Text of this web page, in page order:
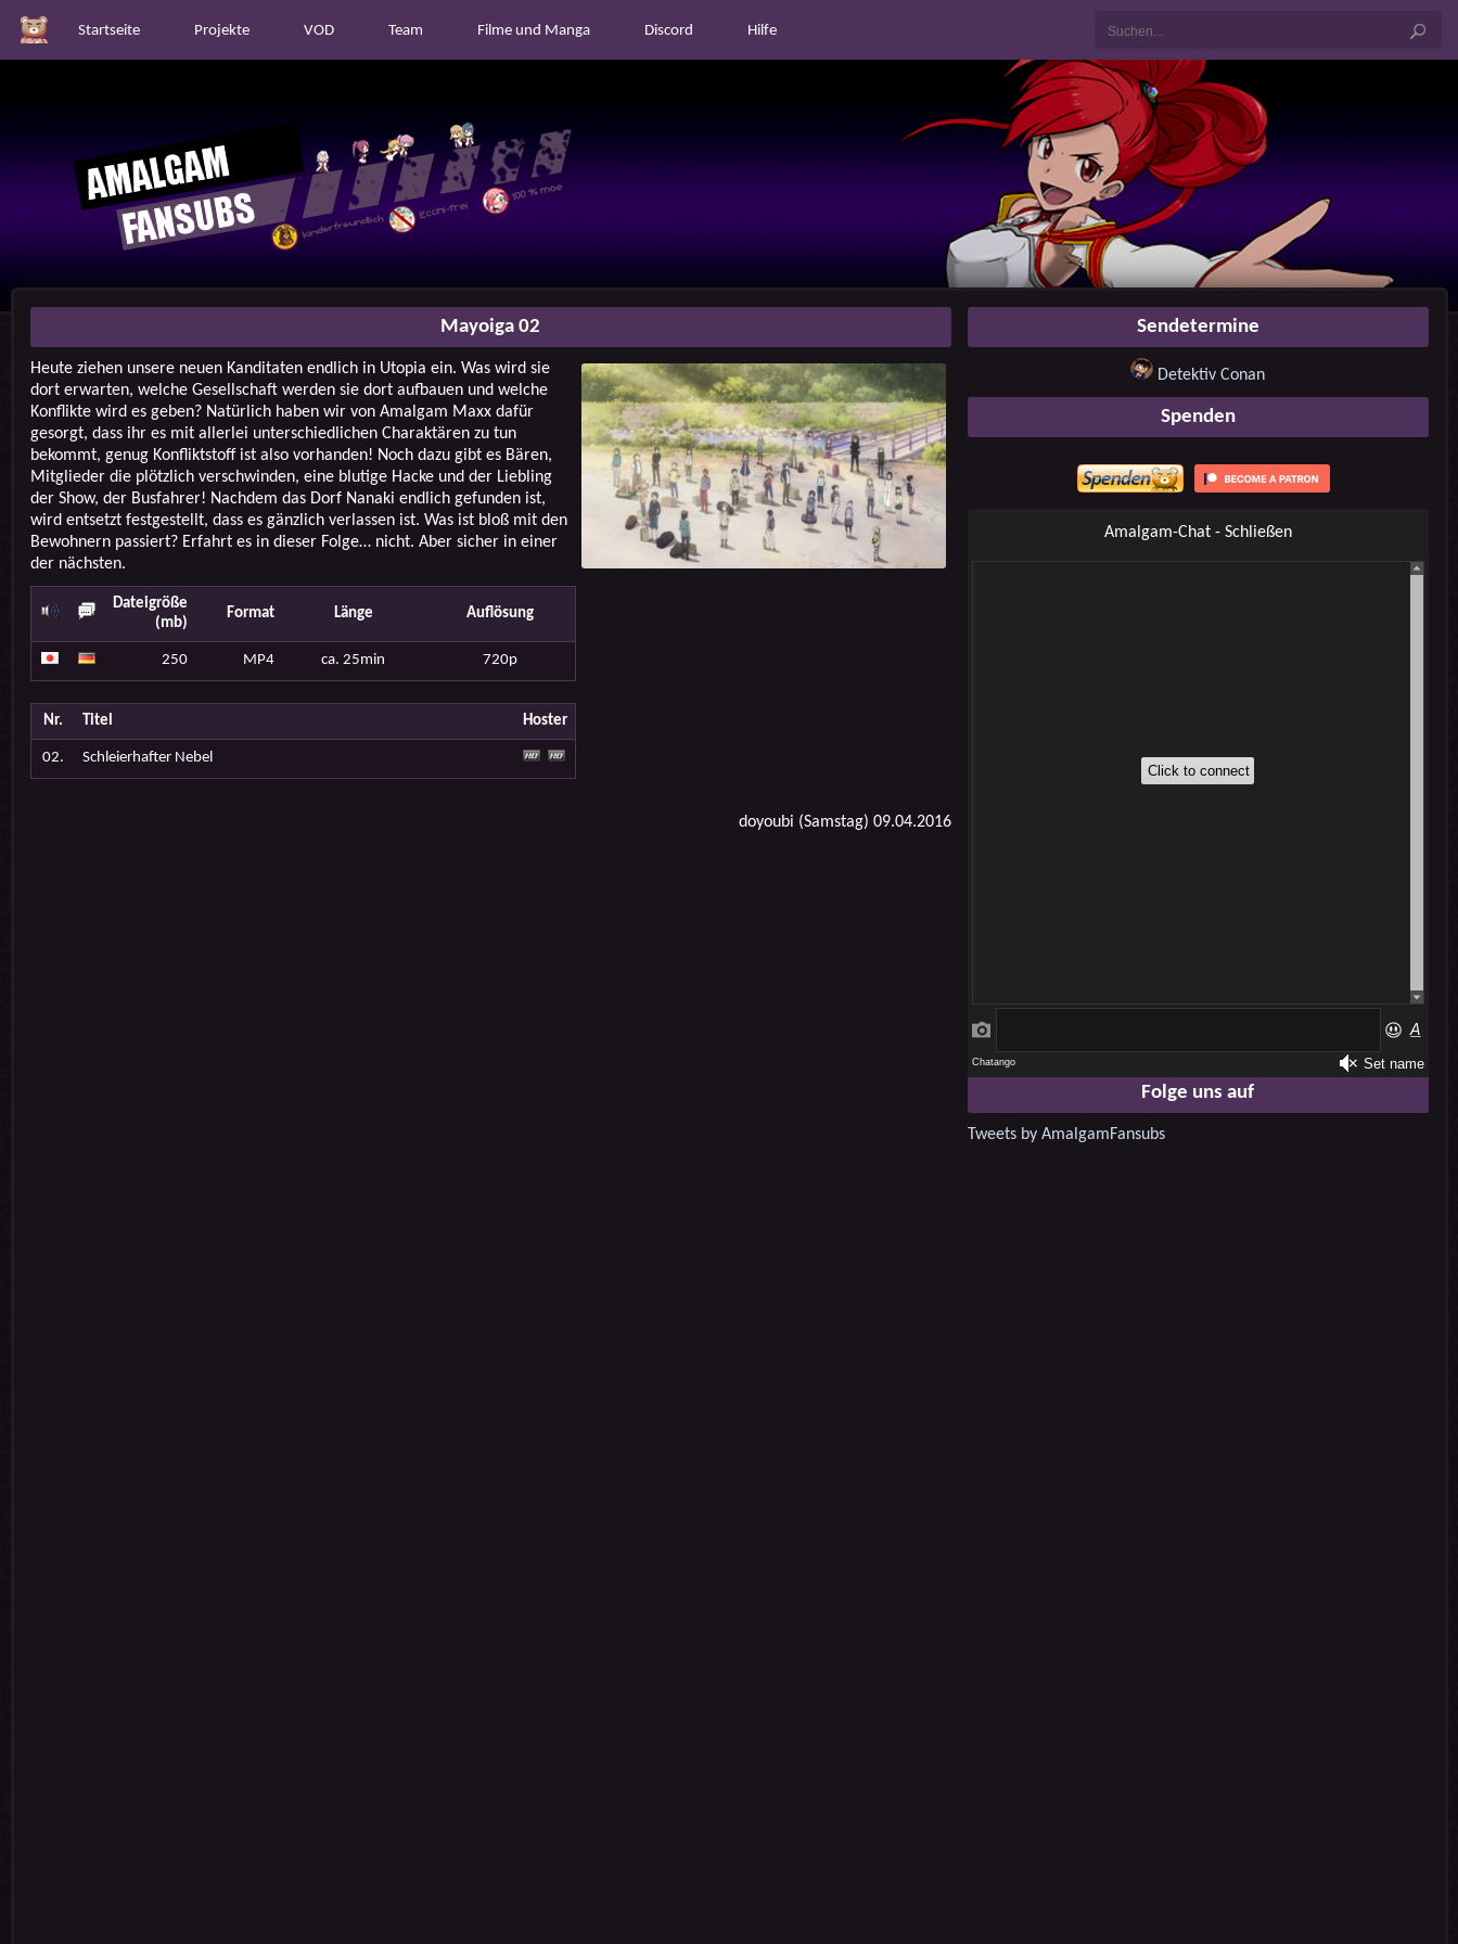
Startseite Projekte VOD Team Filme und Manga Discord Hilfe
Mayoiga 02
Heute ziehen unsere neuen Kanditaten endlich in Utopia ein. Was wird sie
dort erwarten, welche Gesellschaft werden sie dort aufbauen und welche
Konflikte wird es geben? Natürlich haben wir von Amalgam Maxx dafür
gesorgt, dass ihr es mit allerlei unterschiedlichen Charaktären zu tun
bekommt, genug Konfliktstoff ist also vorhanden! Noch dazu gibt es Bären,
Mitglieder die plötzlich verschwinden, eine blutige Hacke und der Liebling
der Show, der Busfahrer! Nachdem das Dorf Nanaki endlich gefunden ist,
wird entsetzt festgestellt, dass es gänzlich verlassen ist. Was ist bloß mit den
Bewohnern passiert? Erfahrt es in dieser Folge… nicht. Aber sicher in einer
der nächsten.
Dateigröße
(mb)
Format Länge Auflösung
250 MP4 ca. 25min 720p
Nr. Titel Hoster
02. Schleierhafter Nebel
doyoubi (Samstag) 09.04.2016
Sendetermine
Detektiv Conan
Spenden
Amalgam-Chat - Schließen
Folge uns auf
Tweets by AmalgamFansubs